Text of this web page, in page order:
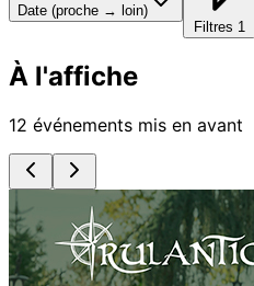
Date (proche → loin)
Filtres 1
À l'affiche
12 événements mis en avant